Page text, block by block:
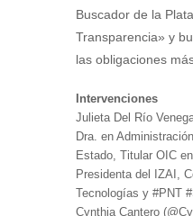
Buscador de la
Transparencia» y
las obligaciones
Intervenciones
Julieta Del Río
Dra. en
Estado, Titular OIC
Presidenta del IZAI,
Tecnologías y #PNT
Cynthia Cantero (